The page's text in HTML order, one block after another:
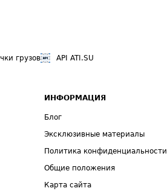
грузов API ATI.SU
ИНФОРМАЦИЯ
Блог
Эксклюзивные материалы
Политика конфиденциальности
Общие положения
Карта сайта